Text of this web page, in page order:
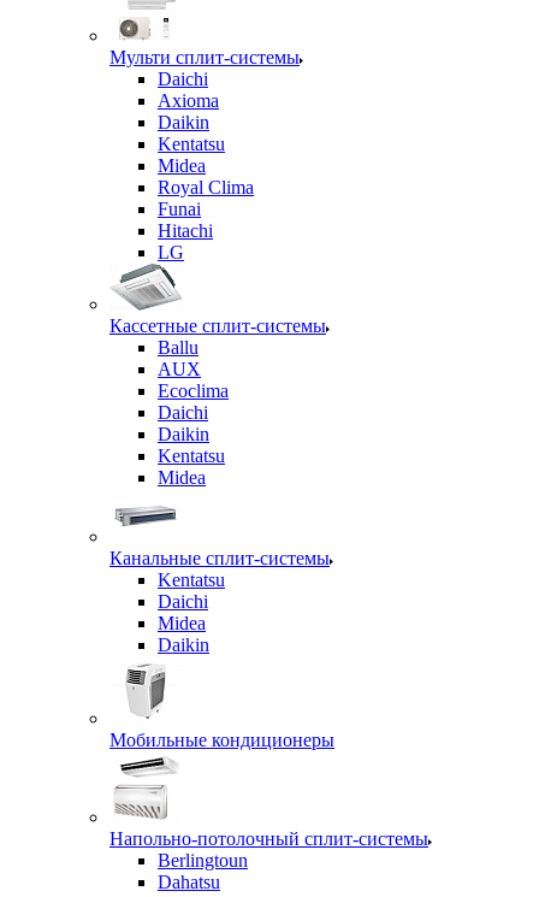
Мульти сплит-системы
Daichi
Axioma
Daikin
Kentatsu
Midea
Royal Clima
Funai
Hitachi
LG
Кассетные сплит-системы
Ballu
AUX
Ecoclima
Daichi
Daikin
Kentatsu
Midea
Канальные сплит-системы
Kentatsu
Daichi
Midea
Daikin
Мобильные кондиционеры
Напольно-потолочный сплит-системы
Berlingtoun
Dahatsu